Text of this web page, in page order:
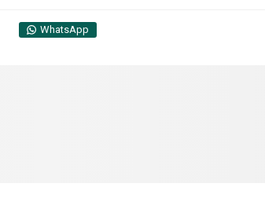
WhatsApp